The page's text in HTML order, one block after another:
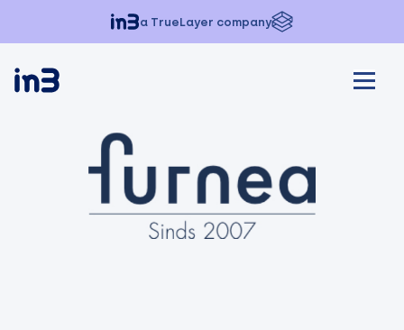
a TrueLayer company